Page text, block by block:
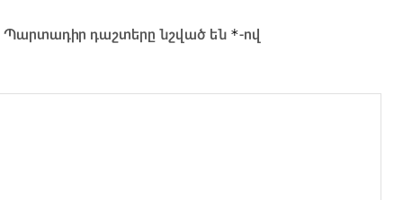
Պարտադիր դաշտերը նշված են *-ով